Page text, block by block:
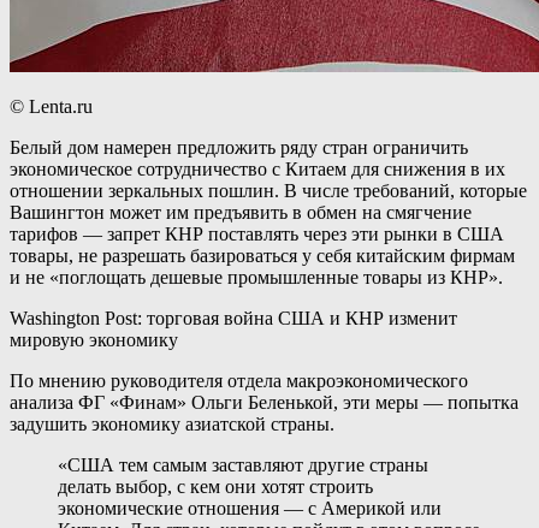
© Lenta.ru
Белый дом намерен предложить ряду стран ограничить
экономическое сотрудничество с Китаем для снижения в их
отношении зеркальных пошлин. В числе требований, которые
Вашингтон может им предъявить в обмен на смягчение
тарифов — запрет КНР поставлять через эти рынки в США
товары, не разрешать базироваться у себя китайским фирмам
и не «поглощать дешевые промышленные товары из КНР».
Washington Post: торговая война США и КНР изменит
мировую экономику
По мнению руководителя отдела макроэкономического
анализа ФГ «Финам» Ольги Беленькой, эти меры — попытка
задушить экономику азиатской страны.
«США тем самым заставляют другие страны
делать выбор, с кем они хотят строить
экономические отношения — с Америкой или